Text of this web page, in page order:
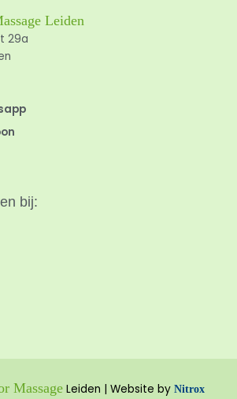
Leiden
29a
bij:
Massage Leiden | Website by Nitrox